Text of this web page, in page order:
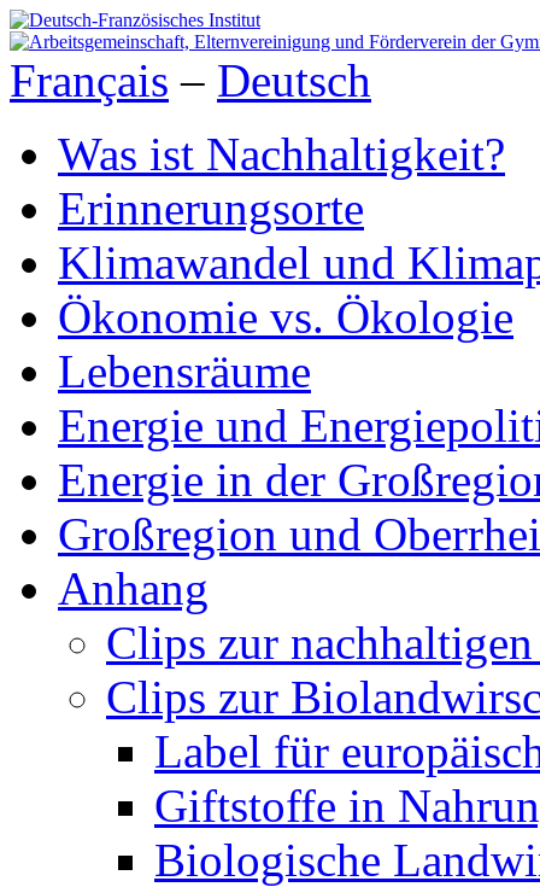
Français – Deutsch
Was ist Nachhaltigkeit?
Erinnerungsorte
Klimawandel und
Ökonomie vs. Ökologie
Lebensräume
Energie und
Energie in der
Großregion und
Anhang
Clips zur
Clips zur
Label für
Giftstoffe in
Biologische